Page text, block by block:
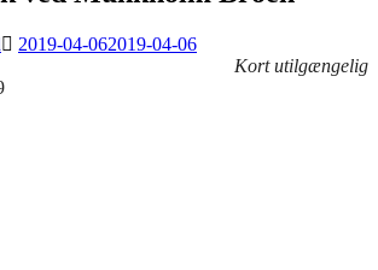
2019-04-062019-04-06
Kort utilgængelig